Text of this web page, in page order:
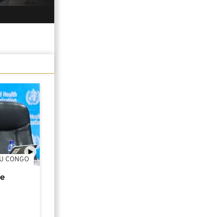
01:02
CONGO